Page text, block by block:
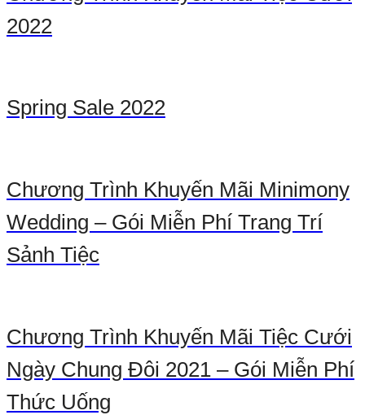
2022
Spring Sale 2022
Chương Trình Khuyến Mãi Minimony
Wedding – Gói Miễn Phí Trang Trí
Sảnh Tiệc
Chương Trình Khuyến Mãi Tiệc Cưới
Ngày Chung Đôi 2021 – Gói Miễn Phí
Thức Uống